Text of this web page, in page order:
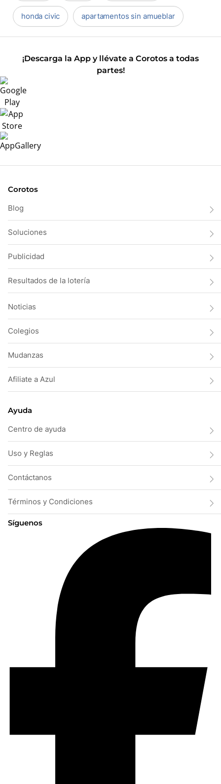
honda civic apartamentos sin amueblar
¡Descarga la App y llévate a Corotos a todas
partes!
Corotos
Blog
Soluciones
Publicidad
Resultados de la lotería
Noticias
Colegios
Mudanzas
Afiliate a Azul
Ayuda
Centro de ayuda
Uso y Reglas
Contáctanos
Términos y Condiciones
Síguenos